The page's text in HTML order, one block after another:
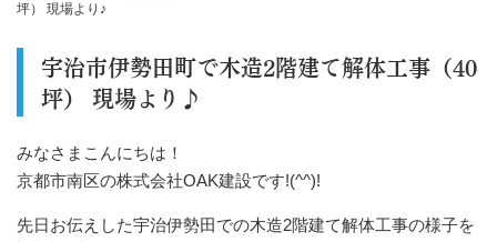
坪） 現場より♪
宇治市伊勢田町で木造2階建て解体工事（40
坪） 現場より♪
みなさまこんにちは！
京都市南区の株式会社OAK建設です!(^^)!
先日お伝えした宇治伊勢田での木造2階建て解体工事の様子を